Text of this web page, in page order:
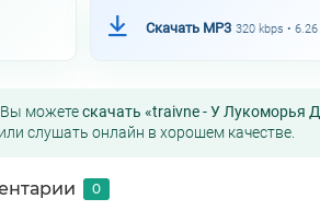
Скачать MP3 320 kbps •
Вы можетескачать «traivne - У Лукоморья
слушать онлайн в хорошем качестве.
0